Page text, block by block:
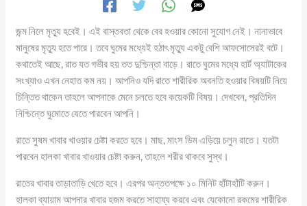
জন্ম নিলে মৃত্যু হবেই। এই বাস্তবতা থেকে বের হওয়ার কোনো সুযোগ নেই। নানাভাবে
মানুষের মৃত্যু হতে পারে। তবে ঘুমের মধ্যেই হঠাৎ মৃত্যু একটু বেশি আফসোসেরই বটে।
কথাতেই আছে, রাত যত গভীর হয় তত দুশ্চিন্তা বাড়ে। রাতে ঘুমের মধ্যে হার্ট অ্যাটাকের
সংখ্যাও এখন নেহাত কম নয়। আপনিও যদি রাতে শারীরিক অবনতি হওয়ার বিষয়টি নিয়ে
চিন্তিত থাকেন তাহলে আপনাকে মেনে চলতে হবে কয়েকটি বিষয়। দেখবেন, প্রতিদিন
নিশ্চিন্তে ঘুমোতে যেতে পারবেন আপনি।
রাতে সুষম খাবার খাওয়ার চেষ্টা করতে হবে। মাছ, মাংস ডিম এড়িয়ে চলুন রাতে। যতটা
পারবেন হালকা খাবার খাওয়ার চেষ্টা করুন, তাহলে শরীর থাকবে সুস্থ।
রাতের খাবার তাড়াতাড়ি খেতে হবে। এরপর অন্ততপক্ষে ১০ মিনিট হাঁটাহাঁটি করুন।
হালকা ব্যায়াম আপনার খাবার হজম করতে সাহায্য করবে এবং যেকোনো রকমের শারীরিক